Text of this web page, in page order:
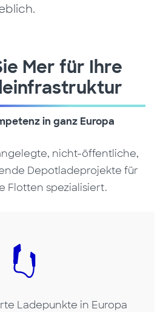
Mer für Ihre
in ganz Europa
nicht-öffentliche,
Depotladeprojekte für
Flotten spezialisiert.
Ladepunkte in Europa